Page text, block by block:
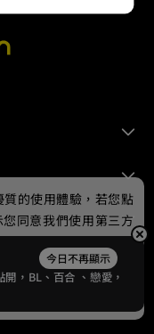
Co., Ltd.
今日不再顯示
開，BL、 百合 、戀愛，
的使用體驗，若您點
同意我們使用第三方
。